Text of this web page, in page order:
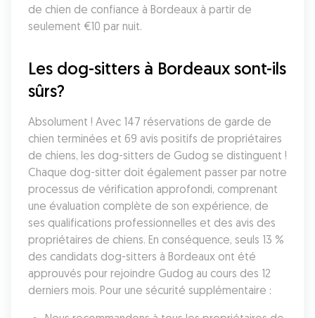
de chien de confiance à Bordeaux à partir de
seulement €10 par nuit.
Les dog-sitters à Bordeaux sont-ils
sûrs?
Absolument ! Avec 147 réservations de garde de
chien terminées et 69 avis positifs de propriétaires
de chiens, les dog-sitters de Gudog se distinguent !
Chaque dog-sitter doit également passer par notre
processus de vérification approfondi, comprenant
une évaluation complète de son expérience, de
ses qualifications professionnelles et des avis des
propriétaires de chiens. En conséquence, seuls 13 %
des candidats dog-sitters à Bordeaux ont été
approuvés pour rejoindre Gudog au cours des 12
derniers mois. Pour une sécurité supplémentaire :